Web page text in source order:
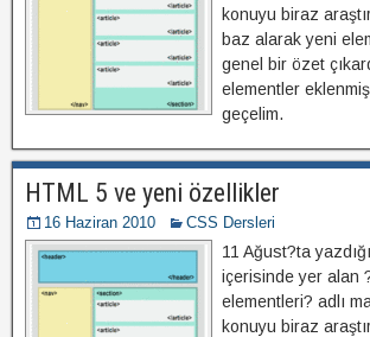
konuyu biraz
baz alarak yeni
genel bir özet
elementler
geçelim.
HTML 5 ve yeni özellikler
16 Haziran 2010 CSS Dersleri
11 Ağust?ta
içerisinde yer alan
elementleri? adlı
konuyu biraz